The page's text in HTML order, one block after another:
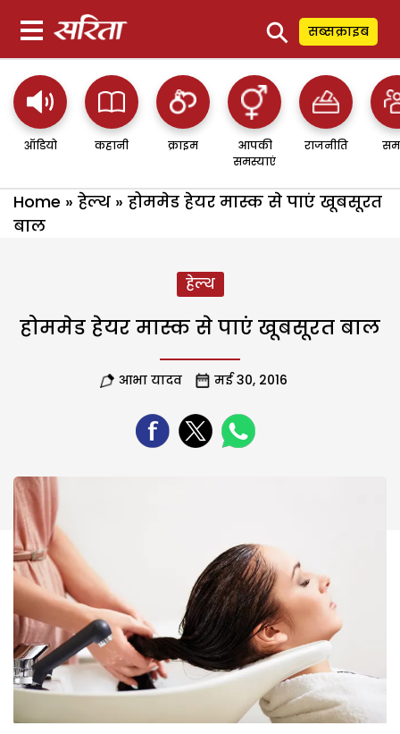
⚲ सब्सक्राइब
ऑडियो कहानी क्राइम
आपकी
समस्याएं
राजनीति
Home » हेल्थ » होममेड हेयर मास्क से पाएं खूबसूरत
बाल
हेल्थ
होममेड हेयर मास्क से पाएं खूबसूरत बाल
आभा यादव मई 30, 2016